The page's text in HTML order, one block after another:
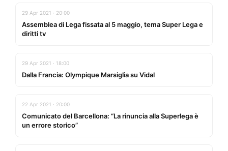
29 Apr 2021 · 20:00
Assemblea di Lega fissata al 5 maggio, tema Super Lega e
diritti tv
29 Apr 2021 · 18:00
Dalla Francia: Olympique Marsiglia su Vidal
22 Apr 2021 · 20:00
Comunicato del Barcellona: “La rinuncia alla Superlega è
un errore storico”